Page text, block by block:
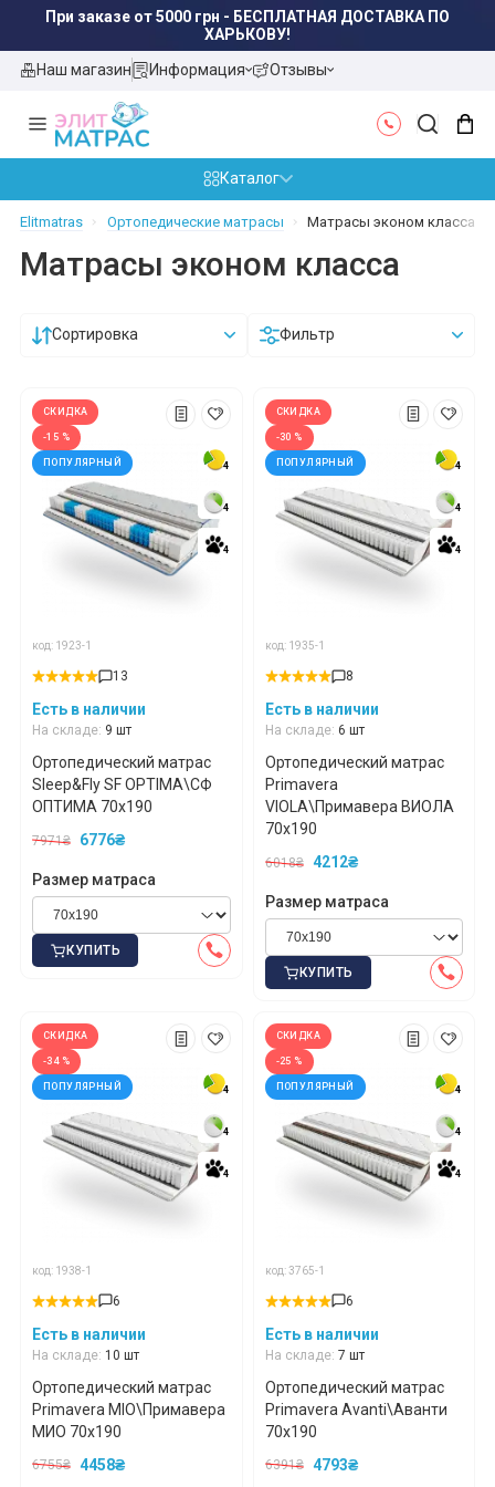
Наш магазин Информация Отзывы
Каталог
Elitmatras Ортопедические матрасы Матрасы эконом класса
Матрасы эконом класса
Сортировка Фильтр
4
4
4
СКИДКА
-15 %
ПОПУЛЯРНЫЙ
код: 1923-1
13
Есть в наличии
На складе: 9 шт
4
4
4
Ортопедический матрас
Sleep&Fly SF OPTIMA\СФ
ОПТИМА 70x190
7971₴ 6776₴
Размер матраса
КУПИТЬ
4
4
4
СКИДКА
-30 %
ПОПУЛЯРНЫЙ
код: 1935-1
8
Есть в наличии
На складе: 6 шт
4
4
4
Ортопедический матрас
Primavera
VIOLA\Примавера ВИОЛА
70x190
6018₴ 4212₴
Размер матраса
КУПИТЬ
4
4
4
СКИДКА
-34 %
ПОПУЛЯРНЫЙ
код: 1938-1
6
Есть в наличии
На складе: 10 шт
4
4
4
Ортопедический матрас
Primavera MIO\Примавера
МИО 70x190
6755₴ 4458₴
4
4
4
СКИДКА
-25 %
ПОПУЛЯРНЫЙ
код: 3765-1
6
Есть в наличии
На складе: 7 шт
4
4
4
Ортопедический матрас
Primavera Avanti\Аванти
70x190
6391₴ 4793₴